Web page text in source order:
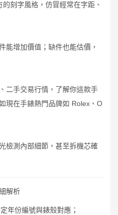
的刻字風格，仿冒經常在字距、
能增加價值；缺件也能估價，
二手交易行情，了解你這款手
現在手錶熱門品牌如 Rolex、O
檢測內部細節，甚至拆機芯確
解析
年份編號與錶殼對應；